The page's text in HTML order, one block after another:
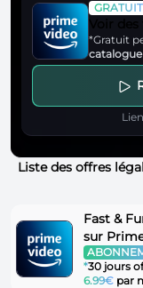
Voir
*Gratuit
catalogue
Liste des offres
Fast &
sur
*30 jours
6.99€ par